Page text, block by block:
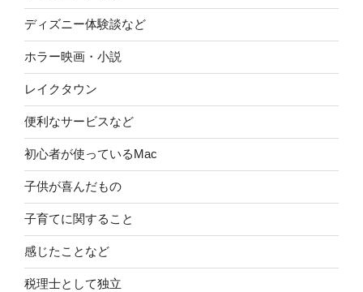
ディズニー体験談など
ホラー映画・小説
レイクタウン
便利なサービスなど
初心者が使っているMac
子供が喜んだもの
子育てに関すること
感じたことなど
税理士として独立